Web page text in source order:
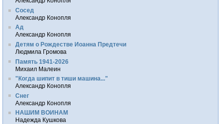
Сосед
Александр Конопля
Ад
Александр Конопля
Детям о Рождестве Иоанна Предтечи
Людмила Громова
Память 1941-2026
Михаил Малеин
"Когда шипит в тиши машина..."
Александр Конопля
Снег
Александр Конопля
НАШИМ ВОИНАМ
Надежда Кушкова